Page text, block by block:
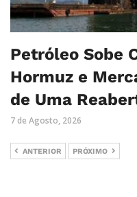
Petróleo Sobe
Hormuz e
de Uma
7 de Agosto, 2026
ANTERIOR PRÓXIMO